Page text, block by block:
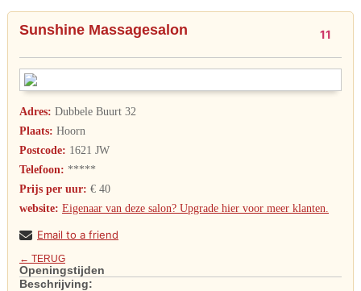
Sunshine Massagesalon 11
Adres: Dubbele Buurt 32
Plaats: Hoorn
Postcode: 1621 JW
Telefoon: *****
Prijs per uur: € 40
website: Eigenaar van deze salon? Upgrade hier voor meer klanten.
Email to a friend
← TERUG
Openingstijden
Beschrijving: